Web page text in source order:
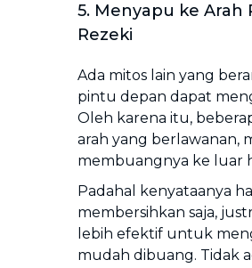
5. Menyapu ke
Rezeki
Ada mitos lain yang
pintu depan dapat
Oleh karena itu,
arah yang berlawanan,
membuangnya ke luar
Padahal kenyataanya
membersihkan saja,
lebih efektif untuk
mudah dibuang. Tidak